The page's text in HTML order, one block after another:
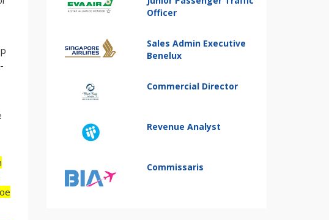
Officer
Sales Admin Executive
Benelux
Commercial Director
Revenue Analyst
Commissaris